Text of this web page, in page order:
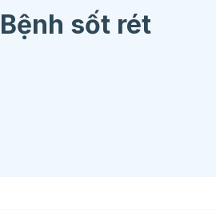
Bệnh sốt rét